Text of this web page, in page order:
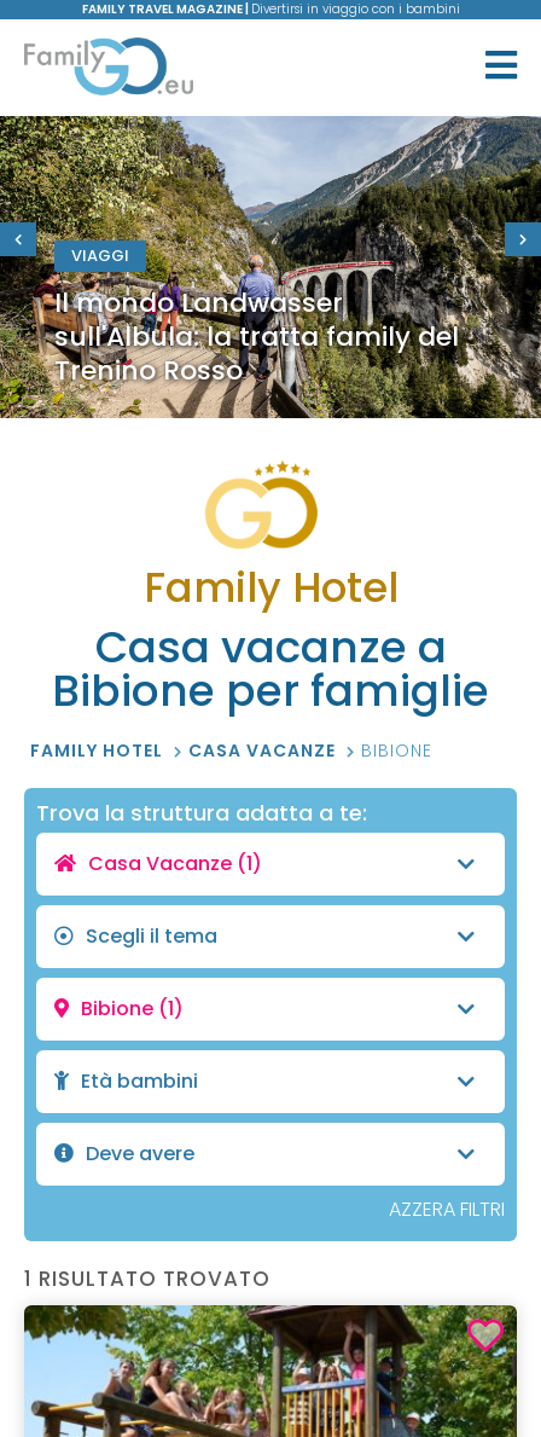
FAMILY TRAVEL MAGAZINE | Divertirsi in viaggio con i bambini
VIAGGI
Il mondo Landwasser
sull'Albula: la tratta family del
Trenino Rosso
Family Hotel
Casa vacanze a
Bibione per famiglie
FAMILY HOTEL CASA VACANZE BIBIONE
Trova la struttura adatta a te:
Casa Vacanze (1)
Scegli il tema
Bibione (1)
Età bambini
Deve avere
AZZERA FILTRI
1 RISULTATO TROVATO